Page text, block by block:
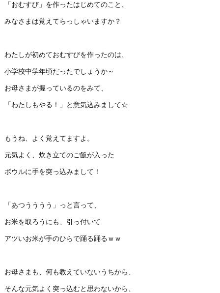
「おむすび」を作ったはじめてのこと、
みなさまは覚えてらっしゃいますか？
わたしが初めておむすびを作ったのは、
小学校中学年頃だったでしょうか～
お母さまが握っているのをみて、
「わたしもやる！」と意気込みまして☆
もうね、よく覚えてますよ。
元気よく、炊き立てのご飯が入った
ボウルに手を突っ込みまして！
「あつうううう」っと言って、
お米を取ろうにも、引っ付いて
アツいお米が手のひらで踊る踊るｗｗ
お母さまも、何も教えていないうちから、
そんな元気よく突っ込むと思わないから、